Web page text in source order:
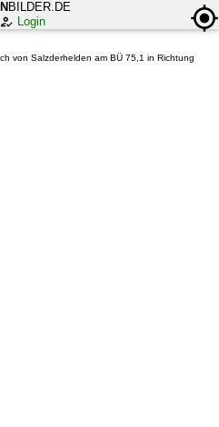
BILDER.DE
Login
von Salzderhelden am BÜ 75,1 in Richtung